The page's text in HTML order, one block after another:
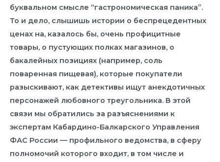
буквальном смысле “гастрономическая паника”.
То и дело, слышишь истории о беспрецедентных
ценах на, казалось бы, очень профицитные
товары, о пустующих полках магазинов, о
бакалейных позициях (например, соль
поваренная пищевая), которые покупатели
разыскивают, как детективы ищут анекдотичных
персонажей любовного треугольника. В этой
связи мы обратились за разъяснениями к
экспертам Кабардино-Балкарского Управления
ФАС России — профильного ведомства, в сферу
полномочий которого входит, в том числе и